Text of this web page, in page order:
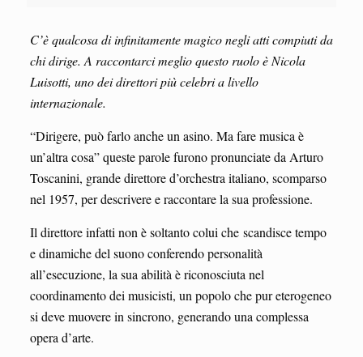
C’è qualcosa di infinitamente magico negli atti compiuti da
chi dirige. A raccontarci meglio questo ruolo è Nicola
Luisotti, uno dei direttori più celebri a livello
internazionale.
“Dirigere, può farlo anche un asino. Ma fare musica è
un’altra cosa” queste parole furono pronunciate da Arturo
Toscanini, grande direttore d’orchestra italiano, scomparso
nel 1957, per descrivere e raccontare la sua professione.
Il direttore infatti non è soltanto colui che scandisce tempo
e dinamiche del suono conferendo personalità
all’esecuzione, la sua abilità è riconosciuta nel
coordinamento dei musicisti, un popolo che pur eterogeneo
si deve muovere in sincrono, generando una complessa
opera d’arte.